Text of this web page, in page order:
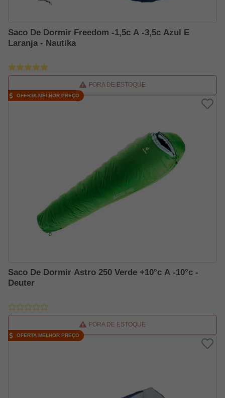
Saco De Dormir Freedom -1,5c A -3,5c Azul E
Laranja - Nautika
FORA DE ESTOQUE
Saco De Dormir Astro 250 Verde +10°c A -10°c -
Deuter
FORA DE ESTOQUE
OFERTA MELHOR PREÇO
OFERTA MELHOR PREÇO